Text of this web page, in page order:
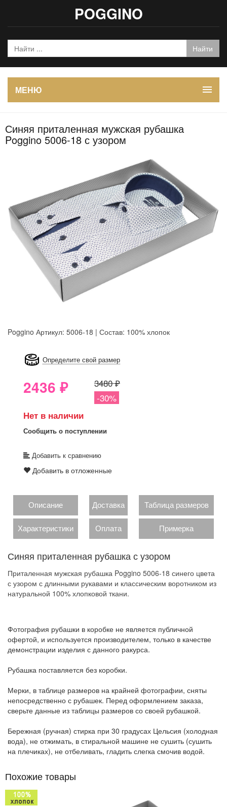
POGGINO
МЕНЮ
Синяя приталенная мужская рубашка
Poggino 5006-18 с узором
Poggino Артикул: 5006-18 | Состав: 100% хлопок
Определите свой размер
2436 ₽
3480 ₽
-30%
Нет в наличии
Сообщить о поступлении
Добавить к сравнению
Добавить в отложенные
Описание Доставка Таблица размеров
Характеристики Оплата Примерка
Синяя приталенная рубашка с узором
Приталенная мужская рубашка Poggino 5006-18 синего цвета
с узором с длинными рукавами и классическим воротником из
натуральной 100% хлопковой ткани.
Фотография рубашки в коробке не является публичной
офертой, и используется производителем, только в качестве
демонстрации изделия с данного ракурса.
Рубашка поставляется без коробки.
Мерки, в таблице размеров на крайней фотографии, сняты
непосредственно с рубашек. Перед оформлением заказа,
сверьте данные из таблицы размеров со своей рубашкой.
Бережная (ручная) стирка при 30 градусах Цельсия (холодная
вода), не отжимать, в стиральной машине не сушить (сушить
на плечиках), не отбеливать, гладить слегка смочив водой.
Похожие товары